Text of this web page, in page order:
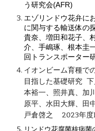
う研究会(AFR)
エゾリンドウ花弁に
に関与する輸送体の
貴奈、増田和花子、
介、手嶋琢、根本
回トランスポーター
イオンビーム育種で
目指した基礎研究
本裕一
照井真 加
原平
水田大輝 田
戸倉啓之 2023年度
リンドウ花腐菌核病